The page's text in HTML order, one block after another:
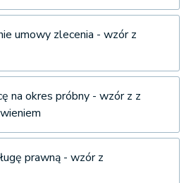
umowy zlecenia - wzór z
na okres próbny - wzór z z
prawną - wzór z